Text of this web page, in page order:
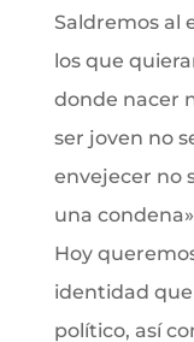
Saldremos al
los que
donde nacer
ser joven no
envejecer no
una condena»
Hoy
identidad
político, así